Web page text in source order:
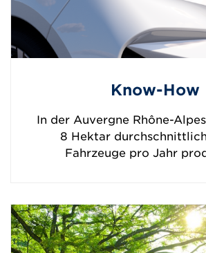
Know-How
In der Auvergne Rhône-
8 Hektar
Fahrzeuge pro Jahr